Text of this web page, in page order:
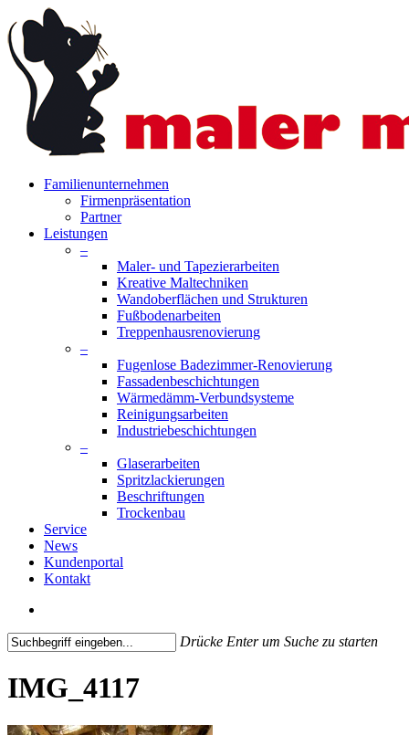
to
main
content
search
Menu
Familienunternehmen
Firmenpräsentation
Partner
Leistungen
–
Maler- und Tapezierarbeiten
Kreative Maltechniken
Wandoberflächen und Strukturen
Fußbodenarbeiten
Treppenhausrenovierung
–
Fugenlose Badezimmer-Renovierung
Fassadenbeschichtungen
Wärmedämm-Verbundsysteme
Reinigungsarbeiten
Industriebeschichtungen
–
Glaserarbeiten
Spritzlackierungen
Beschriftungen
Trockenbau
Service
News
Kundenportal
Kontakt
Drücke Enter um Suche zu starten
Search
IMG_4117